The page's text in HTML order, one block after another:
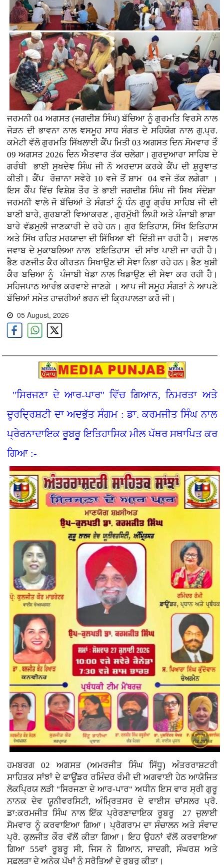
ਜਰਮਨੀ04 ਅਗਸਤ (ਜਗਦੀਸ਼ ਸਿੰਘ) ਬੱਚਿਆ ਨੂੰ ਗੁਰਮਤਿ ਵਿਰਸੇ ਨਾਲ
ਜੋੜਨ ਦੀ ਭਾਵਨਾ ਨਾਲ ਞਸਮੂਹ ਸਾਧ ਸੰਗਤ ਦੇ ਸਹਿਯੋਗ ਨਾਲ ਗੁ.ਪ੍ਰ.
ਕਮੇਟੀ ਵੱਲੋ ਗੁਰਮਤਿ ਸਿੱਖਲਾਈ ਕੈਂਪ ਮਿਤੀ 03 ਅਗਸਤ ਦਿਨ ਸੋਮਵਾਰ ਤੋੰ
09 ਅਗਸਤ 2026 ਦਿਨ ਐਤਵਾਰ ਤੱਕ ਚਲੇਗਾ। ਗੁਰਦੁਆਰਾ ਸਾਹਿਬ ਦੇ
ਗਰੰਥੀ ਭਾਈ ਸੁਖਦੇਞ ਸਿੰਘ ਜੀ ਨੋ ਅਰਦਾਸ ਕਰਕੇ ਕੈਂਪ ਦੀ ਸ਼ੁਰੂਞਾਤ
ਕੀਤੀ। ਕੈਂਪ ਰੋਜ਼ਾਨਾ ਸਵੇਰੇ 10 ਵਜੇ ਤੋਂ ਸ਼ਾਮ 04 ਵਜੇ ਤੱਕ ਲਗੇਗਾ ।
ਇਸ ਕੈੰਪ ਵਿੱਚ ਵਿਸ਼ੇਸ਼ ਤੌਰ ਤੇ ਭਾਈ ਜਗਦੀਸ਼ ਸਿੰਘ ਜੀ ਸਿਖ ਸੰਦੇਸ਼ਾ
ਜਰਮਨੀ ਞਾਲੇ ਜੋ ਬੱਚਿਆਂ ਤੇ ਸੰਗਤਾਂ ਨੂੰ ਧੰਨ ਗੁਰੂ ਗ੍ਰੰਥ ਸਾਹਿਬ ਜੀ ਦੀ
ਬਾਣੀ ਬਾਰੇ, ਗੁਰਬਾਣੀ ਵਿਆਕਰਣ , ਗੁਰਮੁੱਖੀ ਲਿਪੀ ਅਤੇ ਪੰਜਾਬੀ ਭਾਸ਼ਾ
ਬਾਰੇ ਵੱਡਮੁਲੀ ਜਾਣਕਾਰੀ ਦੇ ਰਹੇ ਹਨ। ਗੁਰ ਇਤਿਹਾਸ, ਸਿੱਖ ਇਤਿਹਾਸ
ਅਤੇ ਸਿੱਖ ਰਹਿਤ ਮਰਯਾਦਾ ਦੀ ਸਿੱਖਿਆ ਞੀ ਦਿੱਤੀ ਜਾ ਰਹੀ ਹੈ। ਸਵਾਲ
ਜਵਾਬ ਦੇ ਮੁਕਾਬਲਿਆ ਨਾਲ ੲਇਤਿਹਾਸ ਦੀ ਸਾਂਝ ਪਾਈ ਜਾ ਰਹੀ ਹੈ।
ਭੈਣ ਰਣਜੀਤ ਕੈਰ ਕੀਰਤਨ ਸਿਖਾਉਣ ਦੀ ਸੇਞਾ ਨਿਭਾ ਰਹੇ ਹਨ। ਭੈਣ ਖੁਸ਼ੀ
ਕੈਰ ਬਚਿਆ ਨੂੰ ਪੰਜਾਬੀ ਖੇਡਾ ਨਾਲ ਖਿਡਾਉਣ ਦੀ ਸੇਞਾ ਕਰ ਰਹੀ ਹੈ।
ਸਹਿਜਪਾਠ ਆਰੰਭ ਕਰਵਾਏ ਜਾਣਗੇ । ਆਪ ਜੀ ਸਮੂਹ ਸੰਗਤਾਂ ਨੇ ਆਪਣੇ
ਬੱਚਿਆਂ ਸਮੇਤ ਹਾਜ਼ਰੀਆਂ ਭਰਨ ਦੀ ਕ੍ਰਿਪਾਲਤਾ ਕਰੋ ਜੀ।
05 August, 2026
"ਸਿਰਜਣਾ ਦੇ ਆਰ-ਪਾਰ" ਵਿੱਚ ਗਿਆਨ, ਨਿਮਰਤਾ ਅਤੇ
ਦੂਰਦ੍ਰਿਸ਼ਟੀ ਦਾ ਅਦਭੁੱਤ ਸੰਗਮ : ਡਾ. ਕਰਮਜੀਤ ਸਿੰਘ ਨਾਲ
ਪ੍ਰੇਰਨਾਦਾਇਕ ਰੂਬਰੂ ਇਤਿਹਾਸਿਕ ਮੀਲ ਪੱਥਰ ਸਥਾਪਿਤ ਕਰ
ਗਿਆ :-
ਹਮਬਰਗ 02 ਅਗਸਤ (ਅਮਰਜੀਤ ਸਿੰਘ ਸਿੱਧੂ) ਅੰਤਰਰਾਸ਼ਟਰੀ
ਸਾਹਿਤਕ ਸਾਂਝਾਂ ਦੇ ਫਾਊਂਡਰ ਰਮਿੰਦਰ ਰੰਮੀ ਦੀ ਅਗਵਾਈ ਹੇਠ ਆਯੋਜਿਤ
ਲੋਕਪ੍ਰਿਯ ਲੜੀ "ਸਿਰਜਣਾ ਦੇ ਆਰ-ਪਾਰ" ਅਧੀਨ ਇਸ ਵਾਰ ਸ੍ਰੀ ਗੁਰੂ
ਨਾਨਕ ਦੇਵ ਯੂਨੀਵਰਸਿਟੀ, ਅੰਮ੍ਰਿਤਸਰ ਦੇ ਵਾਈਸ ਚਾਂਸਲਰ ਪ੍ਰੋ.
ਡਾ:ਕਰਮਜੀਤ ਸਿੰਘ ਨਾਲ ਇੱਕ ਪ੍ਰੇਰਣਾਦਾਇਕ ਰੂਬਰੂ 27 ਜੁਲਾਈ
ਸੋਮਵਾਰ ਨੂੰ ਕਰਵਾਇਆ ਗਿਆ। ਪ੍ਰੋਗਰਾਮ ਦਾ ਸੰਚਾਲਨ ਅਤੇ ਸੰਵਾਦ
ਪ੍ਰੋ. ਕੁਲਜੀਤ ਕੌਰ ਵੱਲੋਂ ਕੀਤਾ ਗਿਆ। ਇਹ ਉਹਨਾਂ ਵੱਲੋਂ ਕਰਵਾਇਆ
ਗਿਆ 55ਵਾਂ ਰੂਬਰੂ ਸੀ, ਜਿਸ ਨੇ ਗਿਆਨ, ਸਾਦਗੀ, ਸੰਘਰਸ਼ ਅਤੇ
ਸਫ਼ਲਤਾ ਦੇ ਅਨੇਕ ਪੱਖਾਂ ਨੂੰ ਸਰੋਤਿਆਂ ਦੇ ਰੂਬਰੂ ਕੀਤਾ।